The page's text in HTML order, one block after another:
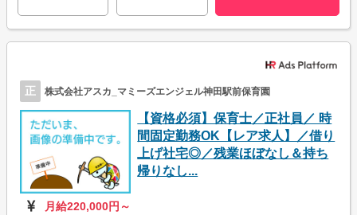
正 株式会社アスカ_マミーズエンジェル神田駅前保育園
【資格必須】保育士／正社員／ 時
間固定勤務OK【レア求人】／借り
上げ社宅◎／残業ほぼなし＆持ち
帰りなし...
月給220,000円～